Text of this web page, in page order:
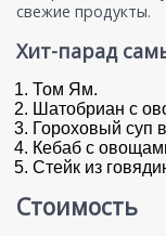
свежие продукты.
Хит-парад
Том Ям.
Шатобриан с
Гороховый суп
Кебаб с
Стейк из
Стоимость